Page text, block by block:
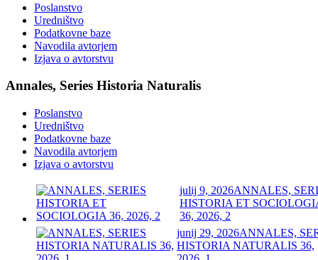
Poslanstvo
Uredništvo
Podatkovne baze
Navodila avtorjem
Izjava o avtorstvu
Annales, Series Historia Naturalis
Poslanstvo
Uredništvo
Podatkovne baze
Navodila avtorjem
Izjava o avtorstvu
julij 9, 2026ANNALES,
HISTORIA ET
36, 2026, 2
junij 29, 2026ANNALES,
HISTORIA NATURALIS 36,